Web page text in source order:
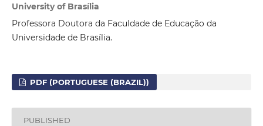
University of Brasília
Professora Doutora da Faculdade de Educação da
Universidade de Brasília.
PDF (PORTUGUESE (BRAZIL))
PUBLISHED